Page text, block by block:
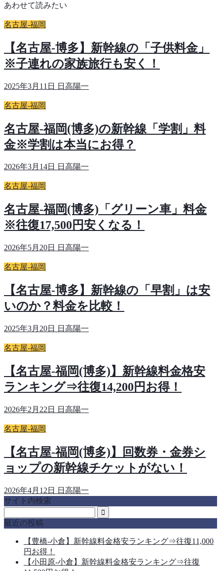
あわせて読みたい
名古屋-福岡
【名古屋-博多】新幹線の「子供料金」
※子連れの家族旅行も安く！
2025年3月11日 日高陽一
名古屋-福岡
名古屋-福岡(博多)の新幹線「学割」料
金※学割は本当にお得？
2026年3月14日 日高陽一
名古屋-福岡
名古屋-福岡(博多)「グリーン車」料金
※往復17,500円安くなる！
2026年5月20日 日高陽一
名古屋-福岡
【名古屋-博多】新幹線の「早割」は安
いのか？料金を比較！
2025年3月20日 日高陽一
名古屋-福岡
【名古屋-福岡(博多)】新幹線料金格安
ランキング⇒往復14,200円お得！
2026年2月22日 日高陽一
名古屋-福岡
【名古屋-福岡(博多)】回数券・金券シ
ョップの新幹線チケットがない！
2026年4月12日
日高陽一
サイト内検索
最近の投稿
【豊橋-小倉】新幹線料金格安ランキング⇒往復11,000
円お得！
【小田原-小倉】新幹線料金格安ランキング⇒往復